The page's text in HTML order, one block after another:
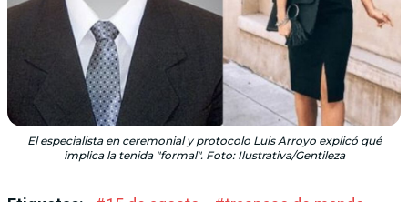
El especialista en ceremonial y protocolo Luis Arroyo explicó qué
implica la tenida "formal". Foto: Ilustrativa/Gentileza